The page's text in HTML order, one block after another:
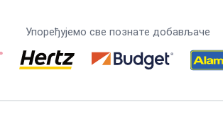
Упоређујемо све познате добављаче